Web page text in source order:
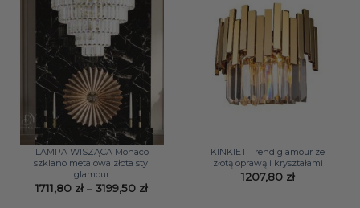
LAMPA WISZĄCA Monaco
szklano metalowa złota styl
glamour
1711,80 zł – 3199,50 złZakres
KINKIET Trend glamour ze
złotą oprawą i kryształami
1207,80 zł